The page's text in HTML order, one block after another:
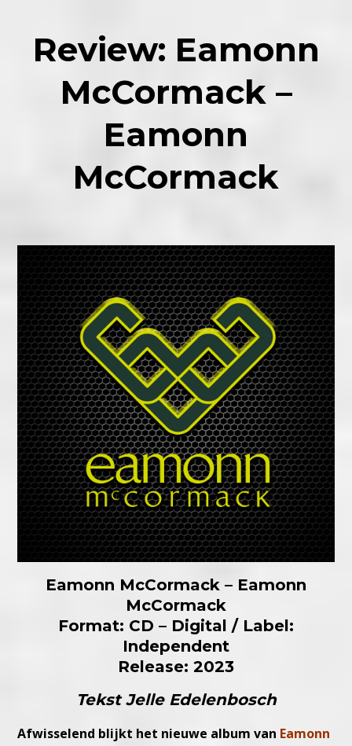
Review: Eamonn
McCormack –
Eamonn
McCormack
Eamonn McCormack – Eamonn
McCormack
Format: CD – Digital / Label:
Independent
Release: 2023
Tekst Jelle Edelenbosch
Afwisselend blijkt het nieuwe album van Eamonn